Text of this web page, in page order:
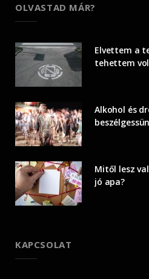
OLVASTAD MÁR?
Elvettem a
tehettem
Alkohol és
Mitől lesz
jó apa?
KAPCSOLAT